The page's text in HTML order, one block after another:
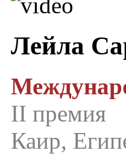
Лейла
II премия
Каир,